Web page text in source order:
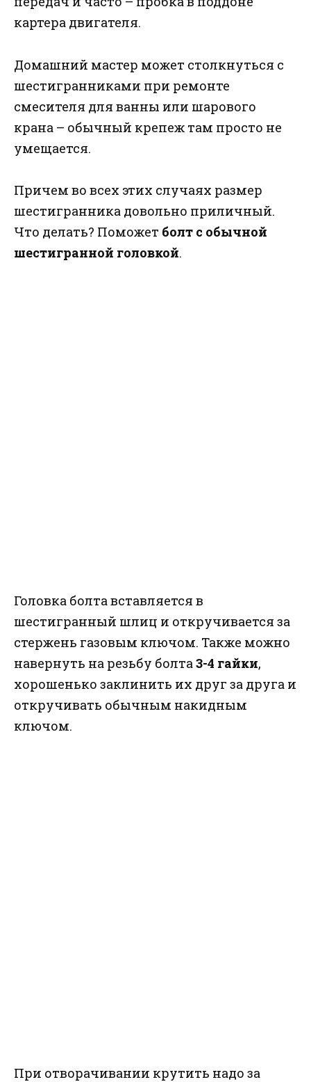
картера двигателя.
Домашний мастер может столкнуться с
шестигранниками при ремонте
смесителя для ванны или шарового
крана – обычный крепеж там просто не
умещается.
Причем во всех этих случаях размер
шестигранника довольно приличный.
Что делать? Поможет болт с обычной
шестигранной головкой.
Головка болта вставляется в
шестигранный шлиц и откручивается за
стержень газовым ключом. Также можно
навернуть на резьбу болта3-4 гайки,
хорошенько заклинить их друг за друга и
откручивать обычным накидным
ключом.
При отворачивании крутить надо за